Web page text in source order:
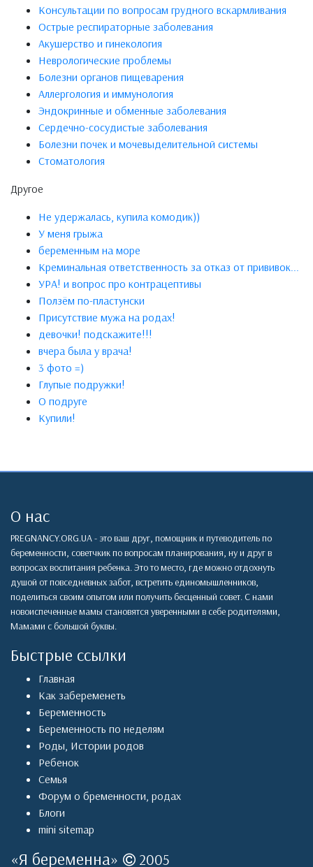
Консультации по вопросам грудного вскармливания
Острые респираторные заболевания
Акушерство и гинекология
Неврологические проблемы
Болезни органов пищеварения
Аллергология и иммунология
Эндокринные и обменные заболевания
Сердечно-сосудистые заболевания
Болезни почек и мочевыделительной системы
Стоматология
Другое
Не удержалась, купила комодик))
У меня грыжа
беременным на море
Креминальная ответственность за отказ от прививок...
УРА! и вопрос про контрацептивы
Ползём по-пластунски
Присутствие мужа на родах!
девочки! подскажите!!!
вчера была у врача!
3 фото =)
Глупые подружки!
О подруге
Купили!
О нас
PREGNANCY.ORG.UA - это ваш друг, помощник и путеводитель по
беременности, советчкик по вопросам планирования, ну и друг в
вопросах воспитания ребенка. Это то место, где можно отдохнуть
душой от повседневных забот, встретить единомышленников,
поделиться своим опытом или получить бесценный совет. С нами
новоиспеченные мамы становятся уверенными в себе родителями,
Мамами с большой буквы.
Быстрые ссылки
Главная
Как забеременеть
Беременность
Беременность по неделям
Роды, Истории родов
Ребенок
Семья
Форум о бременности, родах
Блоги
mini sitemap
«Я беременна» 2005